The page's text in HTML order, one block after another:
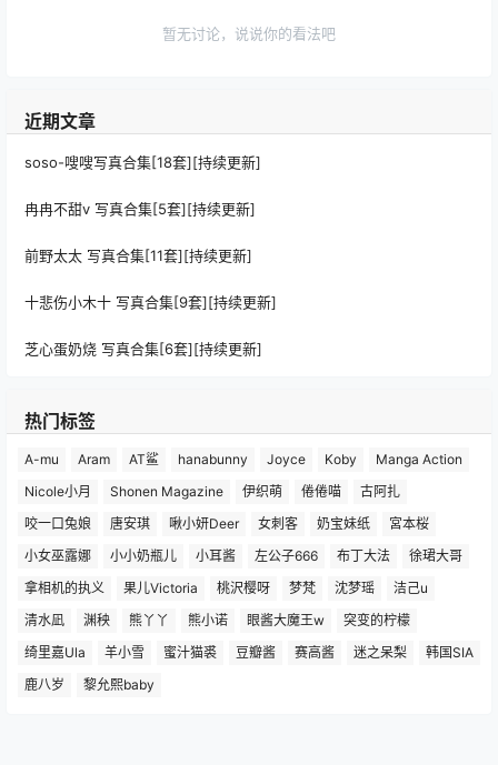
暂无讨论，说说你的看法吧
近期文章
soso-嗖嗖写真合集[18套][持续更新]
冉冉不甜v 写真合集[5套][持续更新]
前野太太 写真合集[11套][持续更新]
十悲伤小木十 写真合集[9套][持续更新]
芝心蛋奶烧 写真合集[6套][持续更新]
热门标签
A-mu Aram AT鲨 hanabunny Joyce Koby
Manga Action
Nicole小月
Shonen Magazine 伊织萌 倦倦喵
古阿扎
咬一口兔娘
唐安琪 啾小妍Deer 女刺客 奶宝妹纸
宮本桜
小女巫露娜
小小奶瓶儿 小耳酱 左公子666 布丁大法
徐珺大哥
拿相机的执义
果儿Victoria 桃沢樱呀 梦梵 沈梦瑶
洁己u
清水凪
渊秧 熊丫丫 熊小诺 眼酱大魔王w
突变的柠檬
绮里嘉Ula
羊小雪 蜜汁猫裘 豆瓣酱 赛高酱 迷之呆梨
韩国SIA
鹿八岁
黎允熙baby